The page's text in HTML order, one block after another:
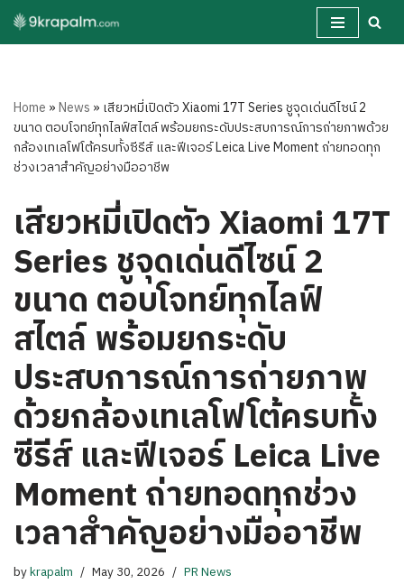
Skip
Home »News » เสียวหมี่เปิดตัว Xiaomi 17T Series ชูจุดเด่นดีไซน์ 2
ขนาด ตอบโจทย์ทุกไลฟ์สไตล์ พร้อมยกระดับประสบการณ์การถ่ายภาพด้วย
กล้องเทเลโฟโต้ครบทั้งซีรีส์ และฟีเจอร์ Leica Live Moment ถ่ายทอดทุก
ช่วงเวลาสำคัญอย่างมืออาชีพ
เสียวหมี่เปิดตัว Xiaomi 17T
Series ชูจุดเด่นดีไซน์ 2
ขนาด ตอบโจทย์ทุกไลฟ์
สไตล์ พร้อมยกระดับ
ประสบการณ์การถ่ายภาพ
ด้วยกล้องเทเลโฟโต้ครบทั้ง
ซีรีส์ และฟีเจอร์ Leica Live
Moment ถ่ายทอดทุกช่วง
เวลาสำคัญอย่างมืออาชีพ
bykrapalm May 30, 2026 PR News